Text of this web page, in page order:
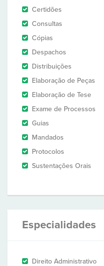
Certidões
Consultas
Cópias
Despachos
Distribuições
Elaboração de Peças
Elaboração de Tese
Exame de Processos
Guias
Mandados
Protocolos
Sustentações Orais
Especialidades
Direito Administrativo